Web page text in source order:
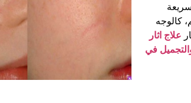
كالوجه
علاج اثار
في